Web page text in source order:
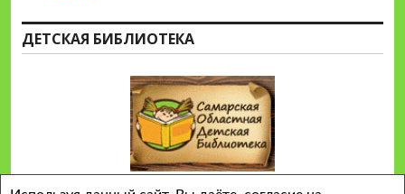
ДЕТСКАЯ БИБЛИОТЕКА